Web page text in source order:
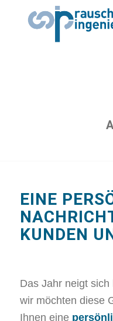
EINE
KUNDEN
Das Jahr neigt
wir möchten diese
Ihnen eine